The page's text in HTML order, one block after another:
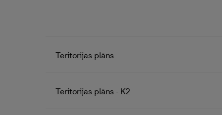
Teritorijas plāns
Teritorijas plāns - K2